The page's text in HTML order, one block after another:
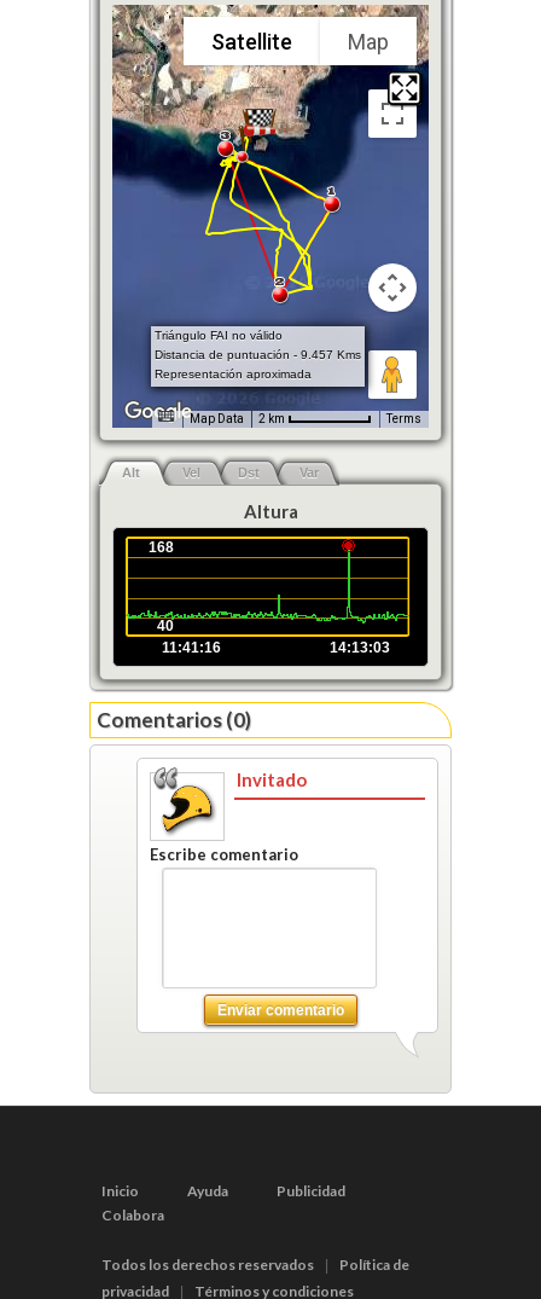
Triángulo FAI no válido
Distancia de puntuación - 9.457 Kms
Representación aproximada
Satellite Map
Map Data 2 km Terms
Alt Vel Dst Var
Altura
168
40
11:41:16
14:13:03
Comentarios (0)
Invitado
Escribe comentario
Enviar comentario
Inicio Ayuda
Publicidad
Colabora
Todos los derechos reservados
Política de
privacidad
Términos y condiciones